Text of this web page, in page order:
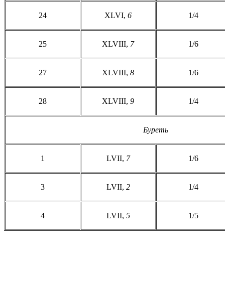
24 XLVI,6 1/4
25 XLVIII, 7 1/6
27 XLVIII,8 1/6
28 XLVIII,9 1/4
Буреть
1 LVII, 7 1/6
3 LVII, 2 1/4
4 LVII, 5 1/5